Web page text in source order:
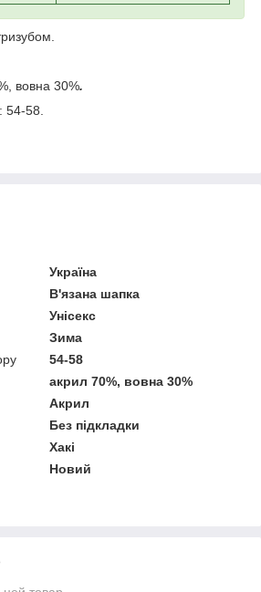
вовна 30%.
54-58.
Україна
В'язана шапка
Унісекс
Зима
54-58
акрил 70%, вовна 30%
Акрил
Без підкладки
Хакі
Новий